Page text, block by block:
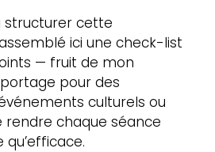
structurer cette
ici une check-list
— fruit de mon
pour des
culturels ou
chaque séance